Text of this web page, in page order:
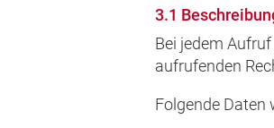
3.1
Bei jedem
aufrufenden
Folgende Daten